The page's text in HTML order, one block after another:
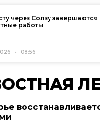
через Солзу завершаются
работы
08:56